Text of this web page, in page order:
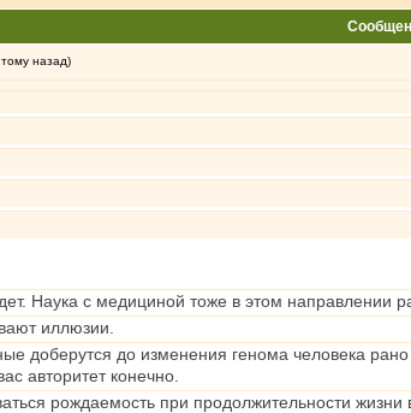
назад)
Наука с медициной тоже в этом направлении
иллюзии.
доберутся до изменения генома человека
авторитет конечно.
рождаемость при продолжительности